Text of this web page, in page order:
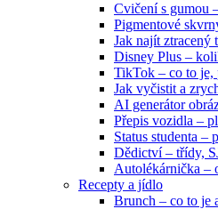
Cvičení s gumou
Pigmentové
Jak najít ztracený
Disney Plus –
TikTok – co to je,
Jak vyčistit a
AI generátor
Přepis vozidla –
Status studenta –
Dědictví – třídy,
Autolékárnička –
Recepty a jídlo
Brunch – co to je